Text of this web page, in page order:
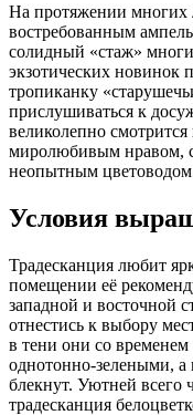
На протяжении многих
востребованным
солидный «стаж»
экзотических новинок
тропиканку
прислушиваться к
великолепно
миролюбивым нравом,
неопытным
Условия
Традесканция любит
помещении её
западной и восточной
отнестись к выбору
в тени они со временем
однотонно-зелеными,
блекнут. Уютней всего
традесканция